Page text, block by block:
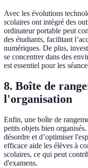
Avec les évolutions
scolaires ont intégré des
ordinateur portable peut
des étudiants, facilitant
numériques. De plus,
se concentrer dans des
est essentiel pour les
8. Boîte de
l'organisation
Enfin, une boîte de
petits objets bien
désordre et d’optimiser
efficace aide les élèves à
scolaires, ce qui peut
d'examens.